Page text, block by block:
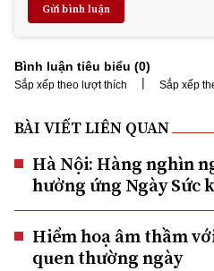
Gửi bình luận
Bình luận tiêu biểu (0)
Sắp xếp theo lượt thích | Sắp xếp
BÀI VIẾT LIÊN QUAN
Hà Nội: Hàng nghìn
hưởng ứng Ngày Sức
Hiểm hoạ âm thầm
quen thường ngày